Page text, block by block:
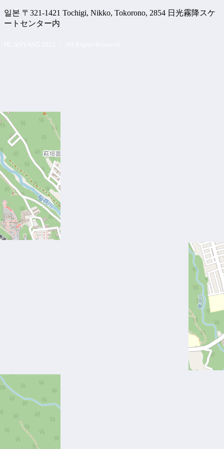
일본 〒321-1421 Tochigi, Nikko, Tokorono, 2854 日光霧降スケ
ートセンター内